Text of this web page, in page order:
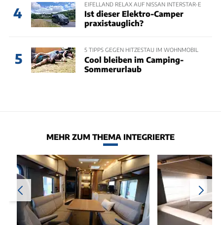
4
EIFELLAND RELAX AUF NISSAN INTERSTAR-E
Ist dieser Elektro-Camper
praxistauglich?
5
5 TIPPS GEGEN HITZESTAU IM WOHNMOBIL
Cool bleiben im Camping-
Sommerurlaub
MEHR ZUM THEMA INTEGRIERTE